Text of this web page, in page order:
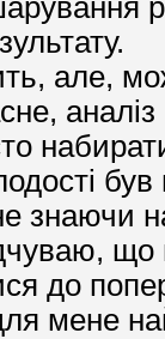
але,
знаючи
до
мене